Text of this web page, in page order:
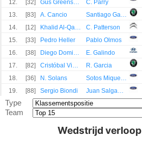
12.
[32] Gus Greensmith C. Parry
13.
[83] A. Cancio Santiago Garcia
14.
[12] Khalid Al-Qassimi C. Patterson
15.
[33] Pedro Heller Pablo Olmos
16.
[38] Diego Dominguez Sr. E. Galindo
17.
[82] Cristóbal Vidaurre R. Garcia
18.
[36] N. Solans Sotos Miquel Ibáñez
19.
[88] Sergio Biondi Juan Salgado Nash
Type
Team
Wedstrijd verloop